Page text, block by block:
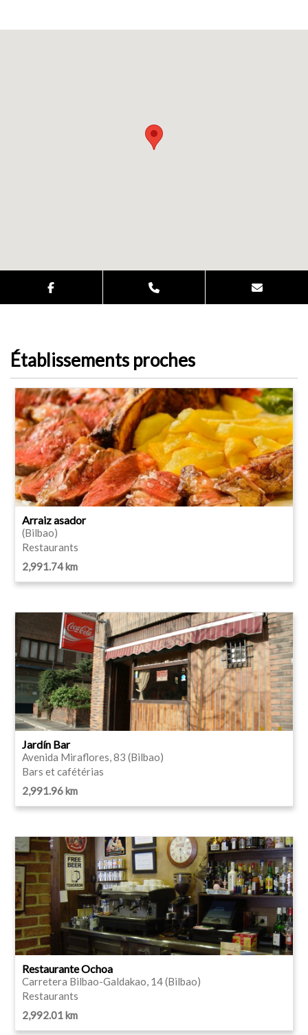
Établissements proches
Arraiz asador
(Bilbao)
Restaurants
2,991.74 km
Jardín Bar
Avenida Miraflores, 83 (Bilbao)
Bars et cafétérias
2,991.96 km
Restaurante Ochoa
Carretera Bilbao-Galdakao, 14 (Bilbao)
Restaurants
2,992.01 km